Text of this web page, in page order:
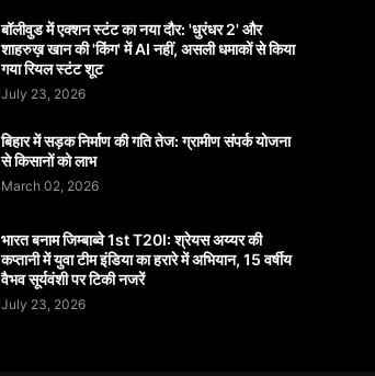
बॉलीवुड में एक्शन स्टंट का नया दौर: 'धुरंधर 2' और
शाहरुख़ खान की 'किंग' में AI नहीं, असली धमाकों से किया
गया रियल स्टंट शूट
July 23, 2026
बिहार में सड़क निर्माण की गति तेज: ग्रामीण संपर्क योजना
से किसानों को लाभ
March 02, 2026
भारत बनाम जिम्बाब्वे 1st T20I: श्रेयस अय्यर की
कप्तानी में युवा टीम इंडिया का हरारे में अभियान, 15 वर्षीय
वैभव सूर्यवंशी पर टिकी नजरें
July 23, 2026